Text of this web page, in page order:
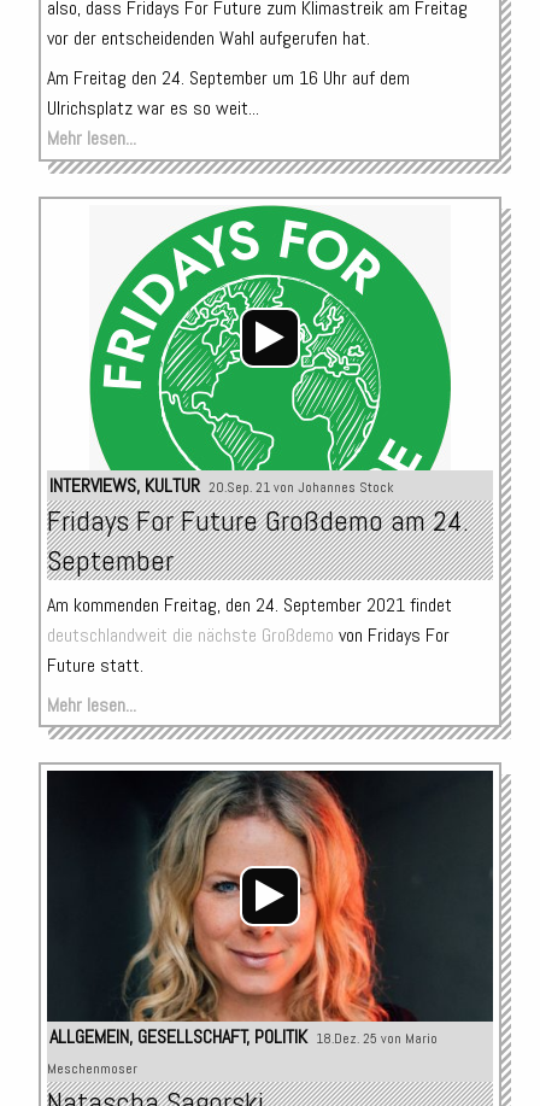
also, dass Fridays For Future zum Klimastreik am Freitag
vor der entscheidenden Wahl aufgerufen hat.
Am Freitag den 24. September um 16 Uhr auf dem
Ulrichsplatz war es so weit...
Mehr lesen...
INTERVIEWS, KULTUR 20.Sep. 21 von Johannes Stock
Fridays For Future Großdemo am 24.
September
Am kommenden Freitag, den 24. September 2021 findet
deutschlandweit die nächste Großdemo von Fridays For
Future statt.
Mehr lesen...
Audio-
Player
ALLGEMEIN, GESELLSCHAFT, POLITIK 18.Dez. 25 von Mario
Meschenmoser